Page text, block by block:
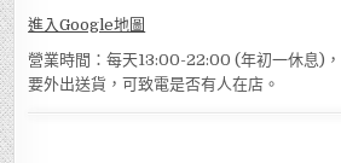
進入Google地圖
營業時間：每天13:00-22:00 (年初一休息)
要外出送貨，可致電是否有人在店。